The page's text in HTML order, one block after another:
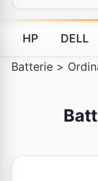
HP DELL
Batterie >